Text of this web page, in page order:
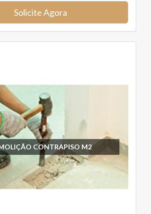
Solicite Agora
CONTRAPISO M2